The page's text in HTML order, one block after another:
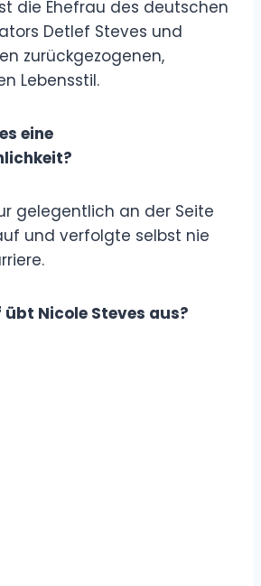
die Ehefrau des deutschen
Detlef Steves und
zurückgezogenen,
Lebensstil.
eine
gelegentlich an der Seite
und verfolgte selbst nie
übt Nicole Steves aus?